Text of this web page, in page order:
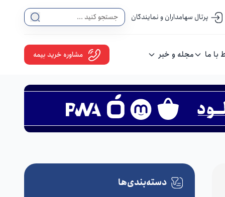
پرتال سهامداران و نمایندگان
با ما مجله و خبر مشاوره خرید بیمه
دسته‌بندی‌ها